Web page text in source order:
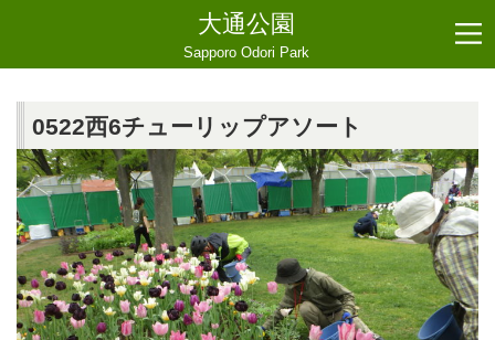
大通公園
Sapporo Odori Park
0522西6チューリップアソート